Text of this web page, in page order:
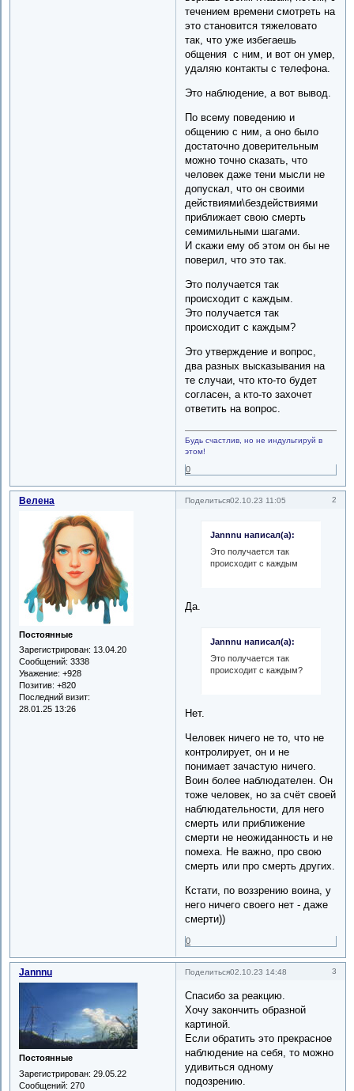
течением времени смотреть на
это становится тяжеловато
так, что уже избегаешь
общения с ним, и вот он умер,
удаляю контакты с телефона.
Это наблюдение, а вот вывод.
По всему поведению и
общению с ним, а оно было
достаточно доверительным
можно точно сказать, что
человек даже тени мысли не
допускал, что он своими
действиями\бездействиями
приближает свою смерть
семимильными шагами.
И скажи ему об этом он бы не
поверил, что это так.
Это получается так
происходит с каждым.
Это получается так
происходит с каждым?
Это утверждение и вопрос,
два разных высказывания на
те случаи, что кто-то будет
согласен, а кто-то захочет
ответить на вопрос.
Будь счастлив, но не индульгируй в
этом!
0
Поделиться 2
02.10.23 11:05
Велена
Постоянные
Зарегистрирован: 13.04.20
Сообщений: 3338
Уважение: +928
Позитив: +820
Последний визит:
28.01.25 13:26
Jannnu написал(а):
Это получается так
происходит с каждым
Да.
Jannnu написал(а):
Это получается так
происходит с каждым?
Нет.
Человек ничего не то, что не
контролирует, он и не
понимает зачастую ничего.
Воин более наблюдателен. Он
тоже человек, но за счёт своей
наблюдательности, для него
смерть или приближение
смерти не неожиданность и не
помеха. Не важно, про свою
смерть или про смерть других.
Кстати, по воззрению воина, у
него ничего своего нет - даже
смерти))
0
Поделиться 3
02.10.23 14:48
Jannnu
Постоянные
Зарегистрирован: 29.05.22
Сообщений: 270
Спасибо за реакцию.
Хочу закончить образной
картиной.
Если обратить это прекрасное
наблюдение на себя, то можно
удивиться одному
подозрению.